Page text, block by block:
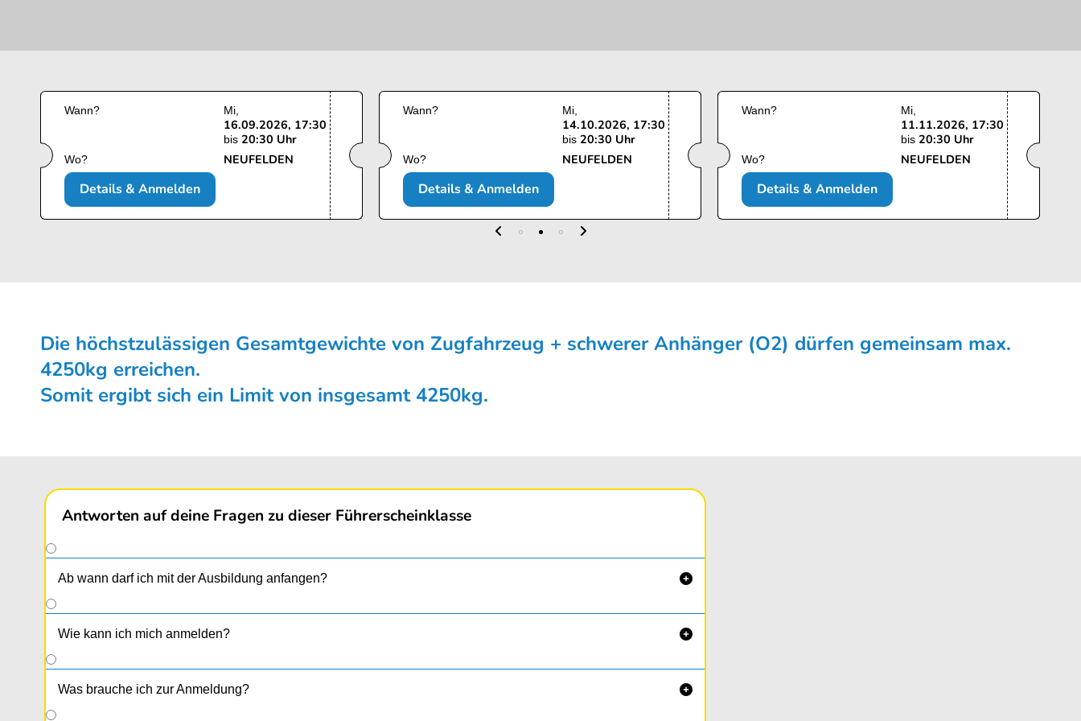
Wann? Mi
16.09.2026, 17:30
bis 20:30 Uhr
Wo? NEUFELDEN
Details & Anmelden
Wann? Mi
14.10.2026, 17:30
bis 20:30 Uhr
Wo? NEUFELDEN
Details & Anmelden
Wann? Mi
11.11.2026, 17:30
bis 20:30 Uhr
Wo? NEUFELDEN
Details & Anmelden
Die höchstzulässigen Gesamt­gewichte von Zugfahrzeug + schwerer Anhänger (O2) dürfen gemeinsam max.
4250kg erreichen.
Somit ergibt sich ein Limit von insgesamt 4250kg.
Antworten auf deine Fragen zu dieser Führerscheinklasse
Ab wann darf ich mit der Ausbildung anfangen? 
Wie kann ich mich anmelden? 
Was brauche ich zur Anmeldung? 